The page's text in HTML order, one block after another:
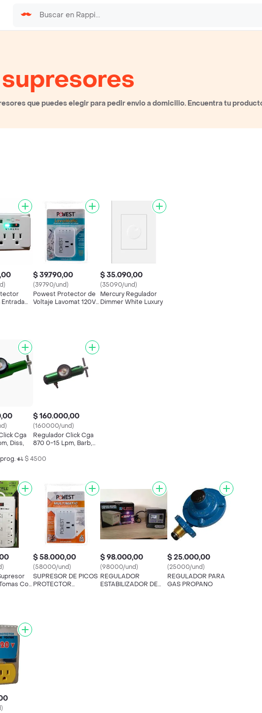
que puedes elegir para pedir envio a domicilio. Encuentra tu
$ 39.790,00
(39790/und)
Powest Protector de
Voltaje Lavomat 120V
$ 35.090,00
(35090/und)
Mercury Regulador
Dimmer White Luxury
Cga
Diss,
$ 160.000,00
(160000/und)
Regulador Click Cga
870 0-15 Lpm, Barb,
• $ 4500
Con
$ 58.000,00
(58000/und)
SUPRESOR DE PICOS
PROTECTOR
$ 98.000,00
(98000/und)
REGULADOR
ESTABILIZADOR DE
$ 25.000,00
(25000/und)
REGULADOR PARA
GAS PROPANO